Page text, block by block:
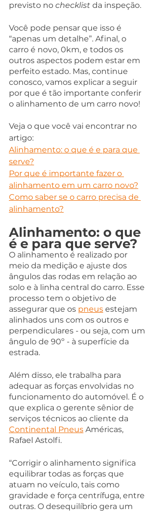
previsto no checklist da inspeção.
Você pode pensar que isso é
“apenas um detalhe”. Afinal, o
carro é novo, 0km, e todos os
outros aspectos podem estar em
perfeito estado. Mas, continue
conosco, vamos explicar a seguir
por que é tão importante conferir
o alinhamento de um carro novo!
Veja o que você vai encontrar no
artigo:
Alinhamento: o que é e para que
serve?
Por que é importante fazer o
alinhamento em um carro novo?
Como saber se o carro precisa de
alinhamento?
Alinhamento: o que
é e para que serve?
O alinhamento é realizado por
meio da medição e ajuste dos
ângulos das rodas em relação ao
solo e à linha central do carro. Esse
processo tem o objetivo de
assegurar que os pneus estejam
alinhados uns com os outros e
perpendiculares - ou seja, com um
ângulo de 90º - à superfície da
estrada.
Além disso, ele trabalha para
adequar as forças envolvidas no
funcionamento do automóvel. É o
que explica o gerente sênior de
serviços técnicos ao cliente da
Continental Pneus Américas,
Rafael Astolfi.
“Corrigir o alinhamento significa
equilibrar todas as forças que
atuam no veículo, tais como
gravidade e força centrífuga, entre
outras. O desequilíbrio gera um